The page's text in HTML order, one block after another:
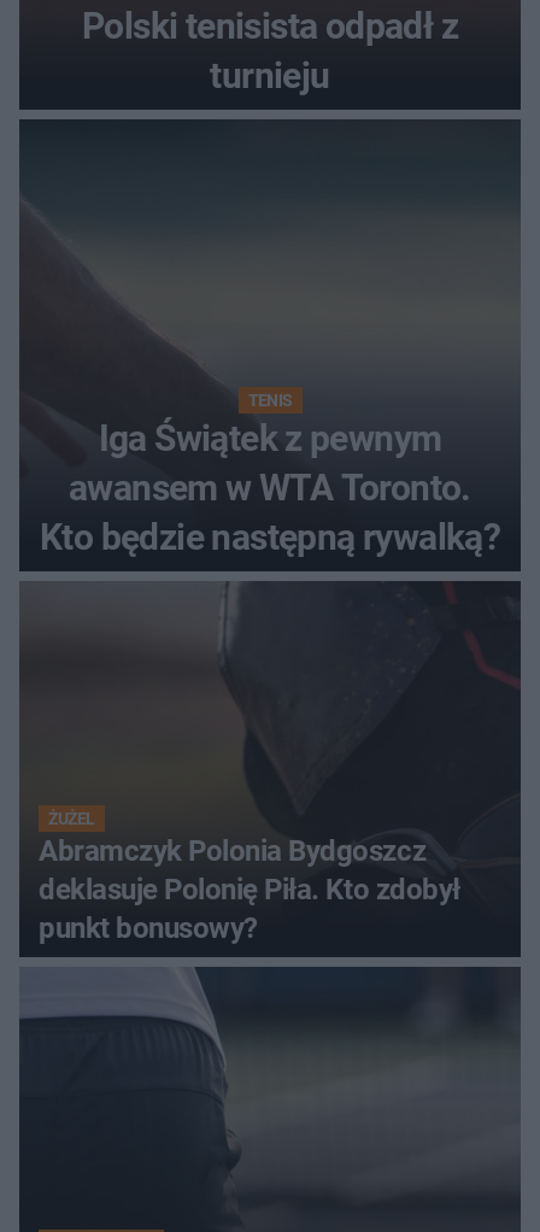
Polski tenisista odpadł z
turnieju
TENIS
Iga Świątek z pewnym
awansem w WTA Toronto.
Kto będzie następną rywalką?
ŻUŻEL
Abramczyk Polonia Bydgoszcz
deklasuje Polonię Piła. Kto zdobył
punkt bonusowy?